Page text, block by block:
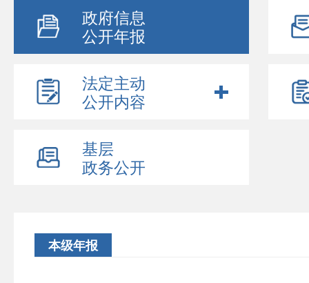
政府信息
公开年报
法定主动
公开内容
基层
政务公开
本级年报